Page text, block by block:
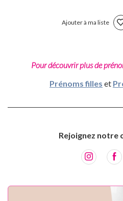
Ajouter à ma liste
Pour découvrir plus de
Prénoms filles et
Rejoignez notre